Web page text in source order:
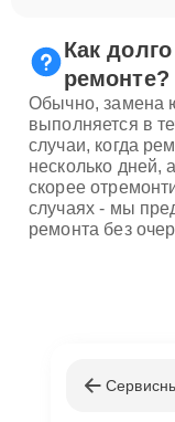
Как
ремонте?
Обычно, замена
выполняется в
случаи, когда
несколько дней,
скорее
случаях - мы
ремонта без